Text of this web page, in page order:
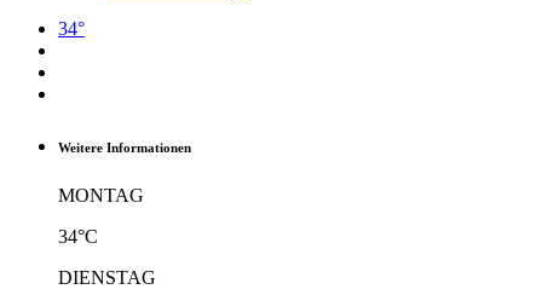
34°
Weitere Informationen
MONTAG
34°C
DIENSTAG